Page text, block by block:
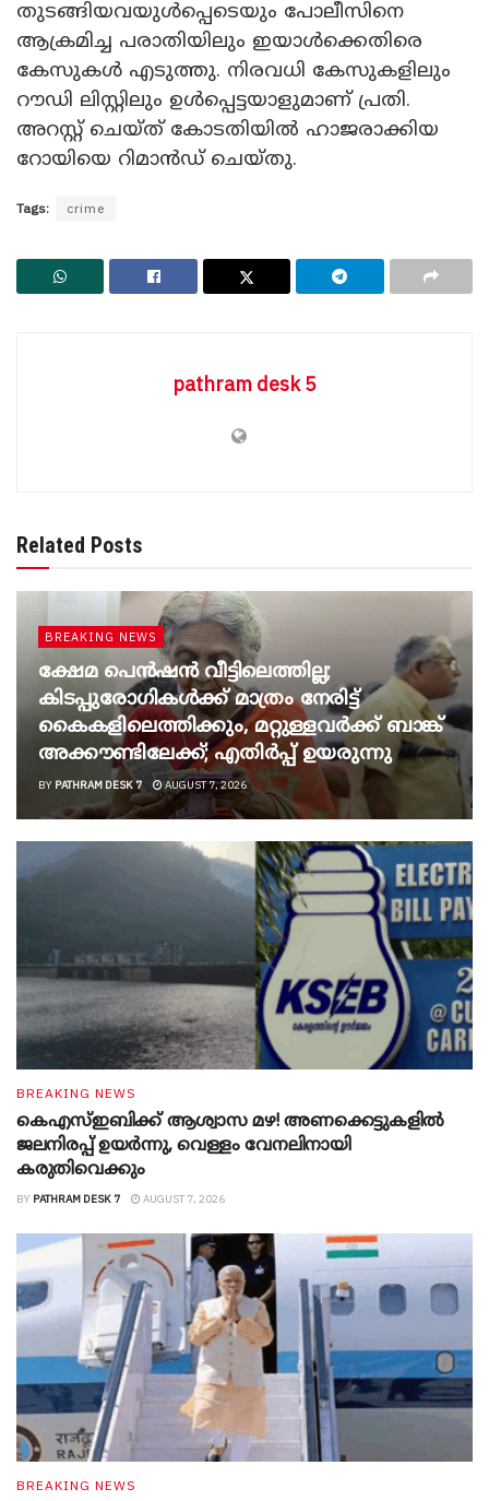
തുടങ്ങിയവയുൾപ്പെടെയും പോലീസിനെ
ആക്രമിച്ച പരാതിയിലും ഇയാൾക്കെതിരെ
കേസുകൾ എടുത്തു. നിരവധി കേസുകളിലും
റൗഡി ലിസ്റ്റിലും ഉൾപ്പെട്ടയാളുമാണ് പ്രതി.
അറസ്റ്റ് ചെയ്ത് കോടതിയിൽ ഹാജരാക്കിയ
റോയിയെ റിമാൻഡ് ചെയ്തു.
Tags: crime
pathram desk 5
Related Posts
BREAKING NEWS
ക്ഷേമ പെൻഷൻ വീട്ടിലെത്തില്ല;
കിടപ്പുരോഗികൾക്ക് മാത്രം നേരിട്ട്
കൈകളിലെത്തിക്കും, മറ്റുള്ളവർക്ക് ബാങ്ക്
അക്കൗണ്ടിലേക്ക്; എതിർപ്പ് ഉയരുന്നു
BY PATHRAM DESK 7 AUGUST 7, 2026
BREAKING NEWS
കെഎസ്ഇബിക്ക് ആശ്വാസ മഴ! അണക്കെട്ടുകളിൽ
ജലനിരപ്പ് ഉയർന്നു, വെള്ളം വേനലിനായി
കരുതിവെക്കും
BY PATHRAM DESK 7 AUGUST 7, 2026
BREAKING NEWS